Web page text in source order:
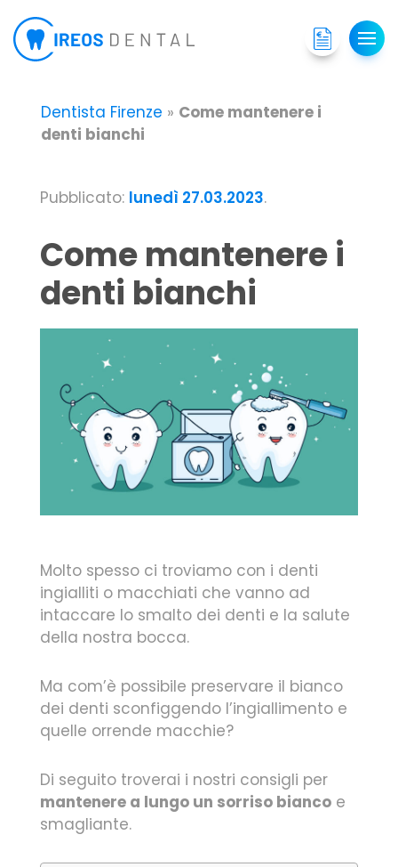
Dentista Firenze » Come mantenere i
denti bianchi
Pubblicato: lunedì 27.03.2023.
Come mantenere i
denti bianchi
Molto spesso ci troviamo con i denti
ingialliti o macchiati che vanno ad
intaccare lo smalto dei denti e la salute
della nostra bocca.
Ma com’è possibile preservare il bianco
dei denti sconfiggendo l’ingiallimento e
quelle orrende macchie?
Di seguito troverai i nostri consigli per
mantenere a lungo un sorriso bianco e
smagliante.